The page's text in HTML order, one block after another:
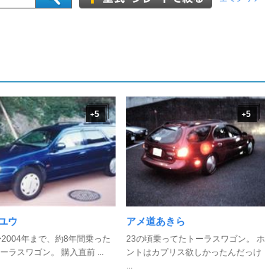
+5
ウ
年まで、約8年間乗った
ラスワゴン。 購入直前 ...
+5
アメ道あきら
23の頃乗ってたトーラスワゴン。 ホ
ントはカプリス欲しかったんだっけ
...